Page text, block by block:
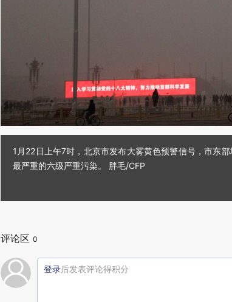
1月22日上午7时，北京市发布大雾黄色预警信号，市东
最严重的六级严重污染。 胖毛/CFP
评论区 0
登录后发表评论得积分